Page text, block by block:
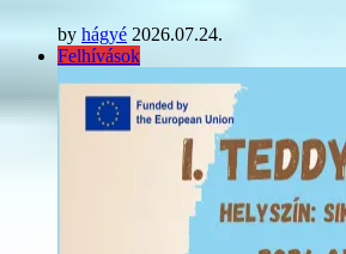
by hágyé 2026.07.24.
Felhívások